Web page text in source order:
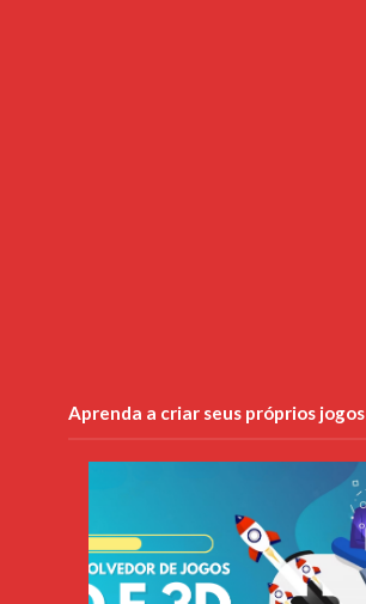
Aprenda a criar seus próprios jogos